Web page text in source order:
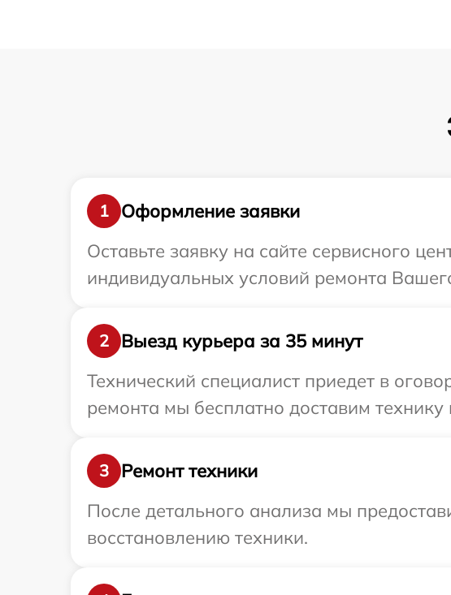
1
Оформление заявки
Оставьте заявку на сайте сервисного
индивидуальных условий ремонта
2
Выезд курьера за 35 минут
Технический специалист приедет в
ремонта мы бесплатно доставим технику
3
Ремонт техники
После детального анализа мы
восстановлению техники.